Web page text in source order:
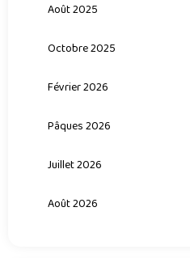
Août 2025
Octobre 2025
Février 2026
Pâques 2026
Juillet 2026
Août 2026